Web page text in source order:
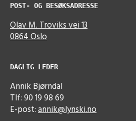
POST- OG BESØKSADRESSE
Olav M. Troviks vei 13
0864 Oslo
DAGLIG LEDER
Annik Bjørndal
Tlf: 90 19 98 69
E-post:annik@lynski.no